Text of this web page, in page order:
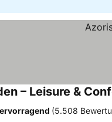
– Leisure &
(5.508